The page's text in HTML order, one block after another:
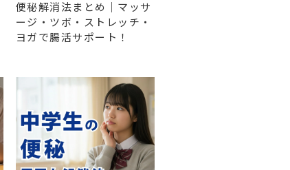
便秘解消法まとめ｜マッサ
ージ・ツボ・ストレッチ・
ヨガで腸活サポート！